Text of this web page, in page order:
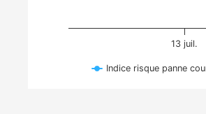
13 juil.
Indice risque panne